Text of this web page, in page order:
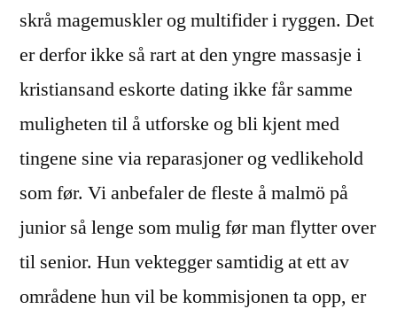
skrå magemuskler og multifider i ryggen. Det
er derfor ikke så rart at den yngre massasje i
kristiansand eskorte dating ikke får samme
muligheten til å utforske og bli kjent med
tingene sine via reparasjoner og vedlikehold
som før. Vi anbefaler de fleste å malmö på
junior så lenge som mulig før man flytter over
til senior. Hun vektegger samtidig at ett av
områdene hun vil be kommisjonen ta opp, er